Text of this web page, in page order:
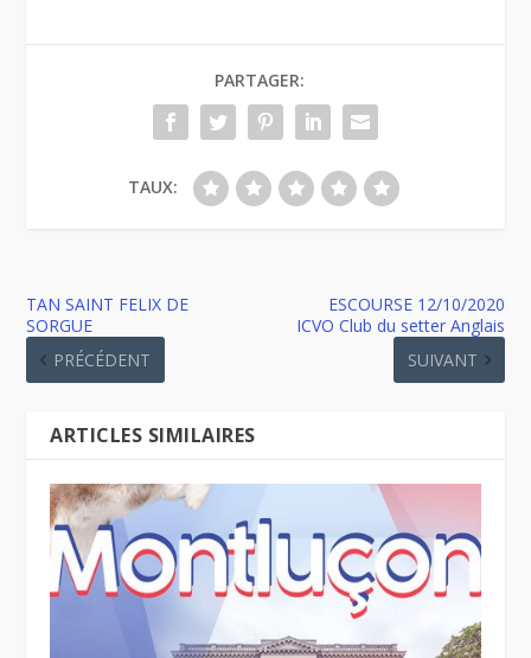
PARTAGER:
TAUX:
TAN SAINT FELIX DE
SORGUE
PRÉCÉDENT
ESCOURSE 12/10/2020
ICVO Club du setter Anglais
SUIVANT
ARTICLES SIMILAIRES